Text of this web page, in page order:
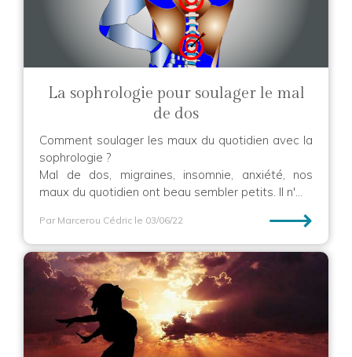
La sophrologie pour soulager le mal
de dos
Comment soulager les maux du quotidien avec la
sophrologie ?
Mal de dos, migraines, insomnie, anxiété, nos
maux du quotidien ont beau sembler petits. Il n'...
Par Marcerou Cédric le 03/06/22 ⟶